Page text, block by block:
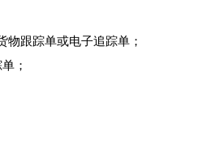
跟踪单或电子追踪单；
；